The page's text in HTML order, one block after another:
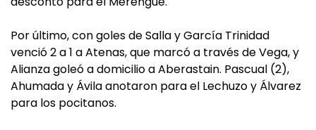
Por último, con goles de Salla y García Trinidad
venció 2 a 1 a Atenas, que marcó a través de Vega, y
Alianza goleó a domicilio a Aberastain. Pascual (2),
Ahumada y Ávila anotaron para el Lechuzo y Álvarez
para los pocitanos.